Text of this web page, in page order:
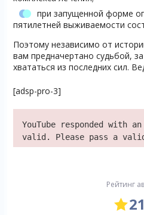
при запущенной форме
пятилетней выживаемости
Поэтому независимо от
вам предначертано судьбой,
хвататься из последних сил.
[adsp-pro-3]
YouTube responded with
valid. Please pass a
Рейтинг